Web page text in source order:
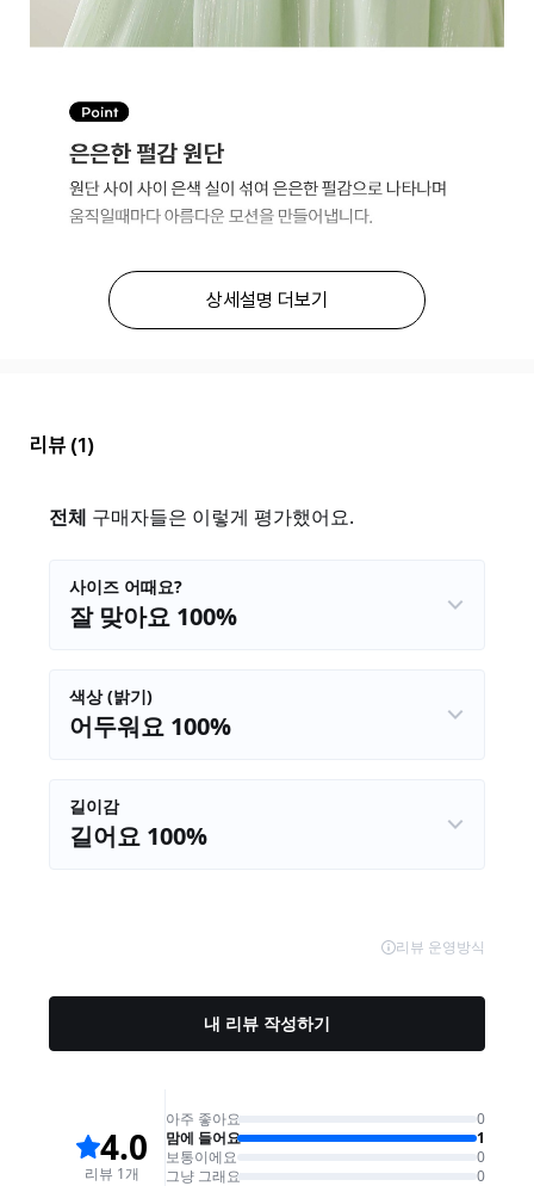
상세설명 더보기
리뷰 (1)